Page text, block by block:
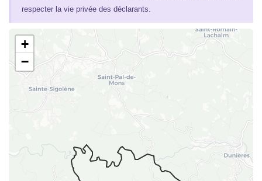
respecter la vie privée des déclarants.
+
−